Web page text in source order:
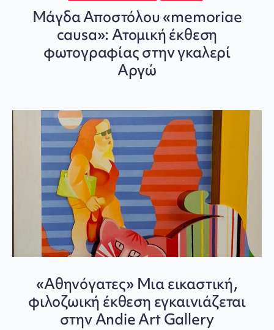
Μάγδα Αποστόλου «memoriae
causa»: Ατομική έκθεση
φωτογραφίας στην γκαλερί
Αργώ
«Αθηνόγατες» Μια εικαστική,
φιλοζωική έκθεση εγκαινιάζεται
στην Andie Art Gallery